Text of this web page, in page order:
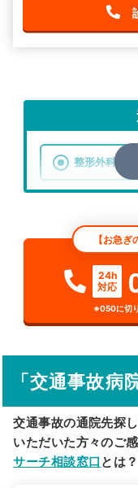
整形外科
駅から
【お急
24h
対応
※050に切
「交通事故病
交通事故の通院先探
いただいた方々のご
サーチ相談窓口 とは？